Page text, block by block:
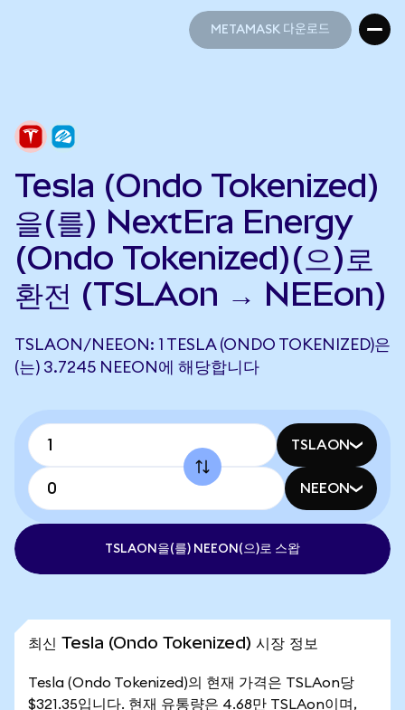
METAMASK 다운로드
Tesla (Ondo Tokenized)
을(를) NextEra Energy
(Ondo Tokenized)(으)로
환전 (TSLAon → NEEon)
TSLAON/NEEON: 1 TESLA (ONDO TOKENIZED)은
(는) 3.7245 NEEON에 해당합니다
TSLAON
NEEON
TSLAON을(를) NEEON(으)로 스왑
최신 Tesla (Ondo Tokenized) 시장 정보
Tesla (Ondo Tokenized)의 현재 가격은 TSLAon당
$321.35입니다. 현재 유통량은 4.68만 TSLAon이며,